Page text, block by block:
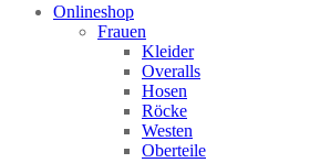
Onlineshop
Frauen
Kleider
Overalls
Hosen
Röcke
Westen
Oberteile